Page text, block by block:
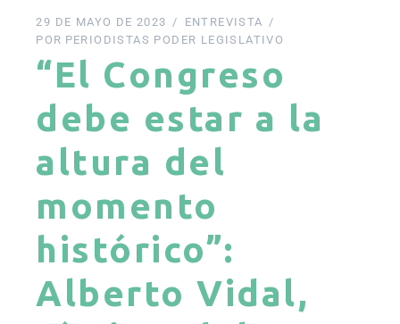
29 DE MAYO DE 2023
ENTREVISTA
POR PERIODISTAS PODER LEGISLATIVO
“El Congreso
debe estar a la
altura del
momento
histórico”:
Alberto Vidal,